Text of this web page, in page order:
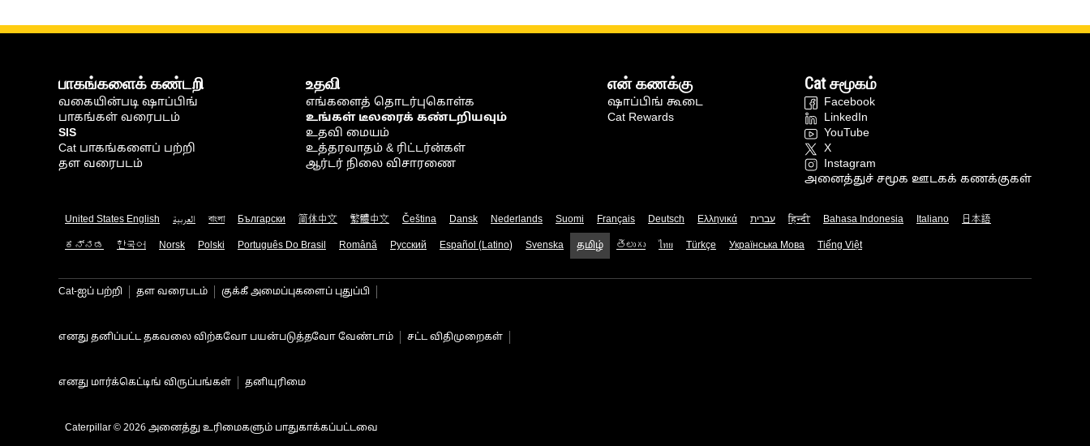
பாகங்களைக் கண்டறி
வகையின்படி ஷாப்பிங்
பாகங்கள் வரைபடம்
SIS
Cat பாகங்களைப் பற்றி
தள வரைபடம்
உதவி
எங்களைத் தொடர்புகொள்க
உங்கள் டீலரைக் கண்டறியவும்
உதவி மையம்
உத்தரவாதம் & ரிட்டர்ன்கள்
ஆர்டர் நிலை விசாரணை
என் கணக்கு
ஷாப்பிங் கூடை
Cat Rewards
Cat சமூகம்
Facebook
LinkedIn
YouTube
X
Instagram
அனைத்துச் சமூக ஊடகக் கணக்குகள்
United States English العربية বাংলা Български 简体中文 繁體中文 Čeština Dansk Nederlands Suomi Français Deutsch Ελληνικά עברית हिन्दी Bahasa Indonesia Italiano 日本語
ಕನ್ನಡ 한국어 Norsk Polski Português Do Brasil Română Русский Español (Latino) Svenska தமிழ் తెలుగు ไทย Türkçe Українська Мова Tiếng Việt
Cat-ஐப் பற்றி தள வரைபடம் குக்கீ அமைப்புகளைப் புதுப்பி
எனது தனிப்பட்ட தகவலை விற்கவோ பயன்படுத்தவோ வேண்டாம் சட்ட விதிமுறைகள்
எனது மார்க்கெட்டிங் விருப்பங்கள் தனியுரிமை
Caterpillar © 2026 அனைத்து உரிமைகளும் பாதுகாக்கப்பட்டவை